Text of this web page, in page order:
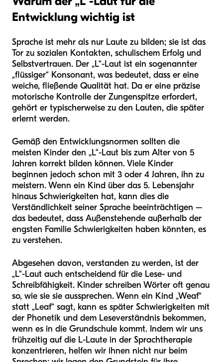
Entwicklung wichtig ist
Sprache ist mehr als nur Laute zu bilden; sie ist das
Tor zu sozialen Kontakten, schulischem Erfolg und
Selbstvertrauen. Der „L“-Laut ist ein sogenannter
„flüssiger“ Konsonant, was bedeutet, dass er eine
weiche, fließende Qualität hat. Da er eine präzise
motorische Kontrolle der Zungenspitze erfordert,
gehört er typischerweise zu den Lauten, die später
erlernt werden.
Gemäß den Entwicklungsnormen sollten die
meisten Kinder den „L“-Laut bis zum Alter von 5
Jahren korrekt bilden können. Viele Kinder
beginnen jedoch schon mit 3 oder 4 Jahren, ihn zu
meistern. Wenn ein Kind über das 5. Lebensjahr
hinaus Schwierigkeiten hat, kann dies die
Verständlichkeit seiner Sprache beeinträchtigen –
das bedeutet, dass Außenstehende außerhalb der
engsten Familie Schwierigkeiten haben könnten, es
zu verstehen.
Abgesehen davon, verstanden zu werden, ist der
„L“-Laut auch entscheidend für die Lese- und
Schreibfähigkeit. Kinder schreiben Wörter oft genau
so, wie sie sie aussprechen. Wenn ein Kind „Weaf“
statt „Leaf“ sagt, kann es später Schwierigkeiten mit
der Phonetik und dem Leseverständnis bekommen,
wenn es in die Grundschule kommt. Indem wir uns
frühzeitig auf die L-Laute in der Sprachtherapie
konzentrieren, helfen wir ihnen nicht nur beim